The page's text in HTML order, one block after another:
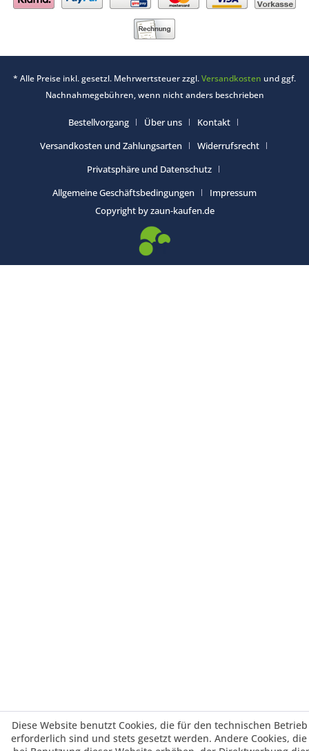
* Alle Preise inkl. gesetzl. Mehrwertsteuer zzgl.Versandkosten und ggf.
Nachnahmegebühren, wenn nicht anders beschrieben
Bestellvorgang Über uns
Kontakt
Versandkosten und Zahlungsarten
Widerrufsrecht
Privatsphäre und Datenschutz
Allgemeine Geschäftsbedingungen
Impressum
Copyright by zaun-kaufen.de
Diese Website benutzt Cookies, die für den technischen
erforderlich sind und stets gesetzt werden. Andere Cookies,